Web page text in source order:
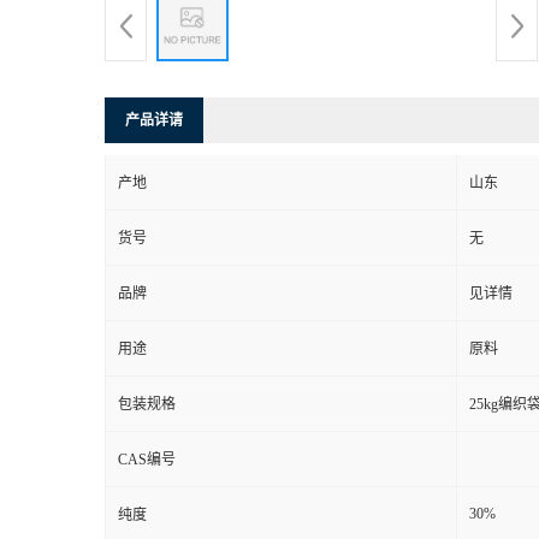
产品详请
产地 山东
货号 无
品牌 见详情
用途 原料
包装规格 25kg编织
CAS编号
纯度 30%